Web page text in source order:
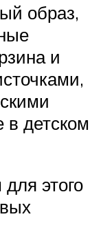
образ,
и
детском
этого